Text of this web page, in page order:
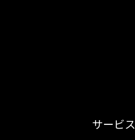
サービス